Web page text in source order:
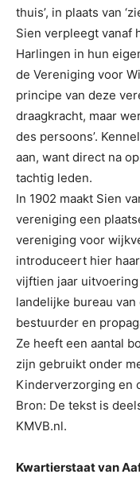
thuis’, in plaats van
Sien verpleegt vanaf
Harlingen in hun
de Vereniging voor
principe van deze
draagkracht, maar
des persoons’.
aan, want direct na
tachtig leden.
In 1902 maakt Sien
vereniging een
vereniging voor
introduceert hier haar
vijftien jaar
landelijke bureau
bestuurder en
Ze heeft een aantal
zijn gebruikt onder
Kinderverzorging en
Bron: De tekst is
KMVB.nl.
Kwartierstaat van